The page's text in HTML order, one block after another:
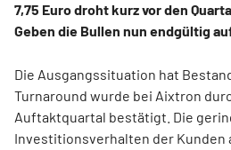
7,75 Euro droht kurz vor den
Geben die Bullen nun endgültig
Die Ausgangssituation hat
Turnaround wurde bei Aixtron
Auftaktquartal bestätigt. Die
Investitionsverhalten der Kunden